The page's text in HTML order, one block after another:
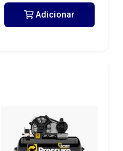
Adicionar